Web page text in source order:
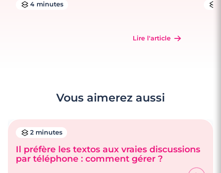
4 minutes
Lire l'article
Vous aimerez aussi
2 minutes
Il préfère les textos aux vraies discussions
par téléphone : comment gérer ?